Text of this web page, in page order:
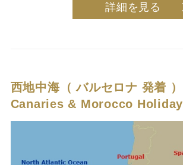
詳細を見る
西地中海（ バルセロナ 発着 ）
Canaries & Morocco Holiday